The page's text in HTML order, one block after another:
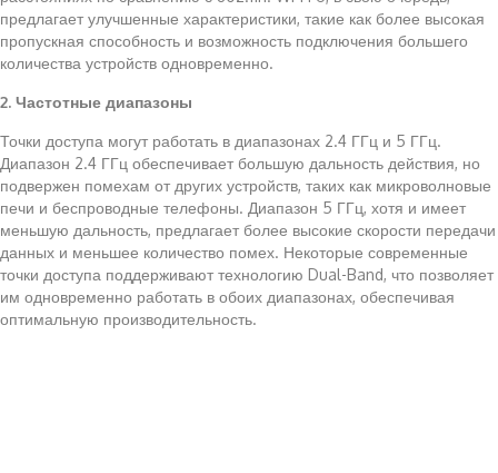
предлагает улучшенные характеристики, такие как более высокая
пропускная способность и возможность подключения большего
количества устройств одновременно.
2. Частотные диапазоны
Точки доступа могут работать в диапазонах 2.4 ГГц и 5 ГГц.
Диапазон 2.4 ГГц обеспечивает большую дальность действия, но
подвержен помехам от других устройств, таких как микроволновые
печи и беспроводные телефоны. Диапазон 5 ГГц, хотя и имеет
меньшую дальность, предлагает более высокие скорости передачи
данных и меньшее количество помех. Некоторые современные
точки доступа поддерживают технологию Dual-Band, что позволяет
им одновременно работать в обоих диапазонах, обеспечивая
оптимальную производительность.